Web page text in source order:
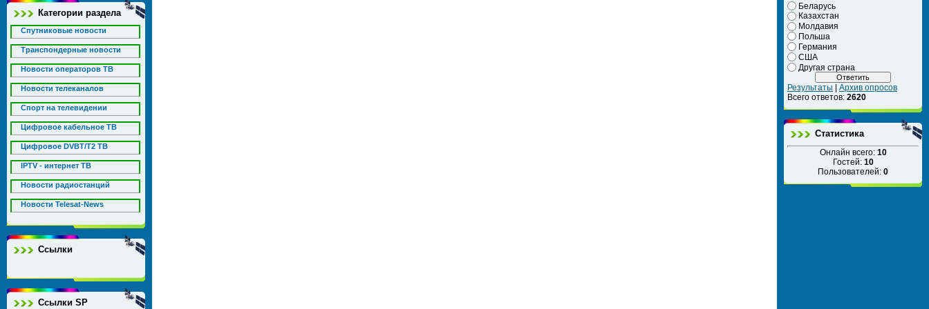
Категории раздела
Спутниковые новости
Транспондерные новости
Новости операторов ТВ
Новости телеканалов
Спорт на телевидении
Цифровое кабельное ТВ
Цифровое DVBT/T2 ТВ
IPTV - интернет ТВ
Новости радиостанций
Новости Telesat-News
Ссылки
Ссылки SP
Беларусь
Казахстан
Молдавия
Польша
Германия
США
Другая страна
Результаты
Архив опросов
Всего ответов: 2620
Статистика
Онлайн всего: 10
Гостей: 10
Пользователей: 0